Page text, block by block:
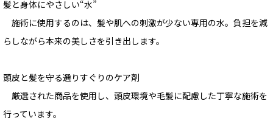
髪と身体にやさしい“水”
施術に使用するのは、髪や肌への刺激が少ない専用の水。負担を減
らしながら本来の美しさを引き出します。
頭皮と髪を守る選りすぐりのケア剤
厳選された商品を使用し、頭皮環境や毛髪に配慮した丁寧な施術を
行っています。